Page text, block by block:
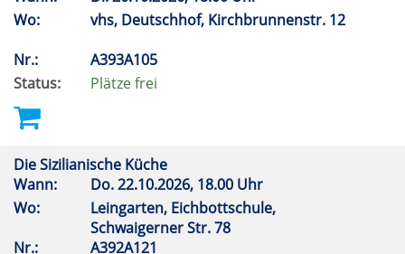
Wo:
vhs, Deutschhof, Kirchbrunnenstr. 12
Nr.:
A393A105
Status:
Plätze frei
Die Sizilianische Küche
Wann:
Do.22.10.2026, 18.00 Uhr
Wo:
Leingarten, Eichbottschule,
Schwaigerner Str. 78
Nr.:
A392A121